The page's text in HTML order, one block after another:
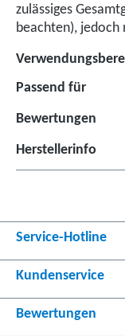
zulässiges
beachten),
Passend für
Bewertungen
Herstellerinfo
Service-Hotline
Kundenservice
Bewertungen